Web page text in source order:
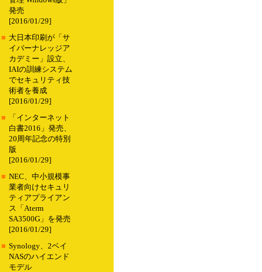
発売
[2016/01/29]
■ 大日本印刷が「サ
イバーナレッジア
カデミー」設立、
IAIの訓練システム
でセキュリティ技
術者を養成
[2016/01/29]
■
「インターネット
白書2016」発売、
20周年記念の特別
版
[2016/01/29]
■ NEC、中小規模事
業者向けセキュリ
ティアプライアン
ス「Aterm
SA3500G」を発売
[2016/01/29]
■ Synology、2ベイ
NASのハイエンド
モデル